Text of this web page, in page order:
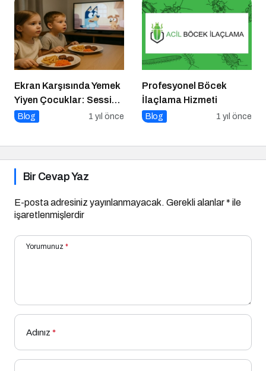
Ekran Karşısında Yemek
Yiyen Çocuklar: Sessiz
Tehlike
Blog 1 yıl önce
Profesyonel Böcek
İlaçlama Hizmeti
Blog 1 yıl önce
Bir Cevap Yaz
E-posta adresiniz yayınlanmayacak. Gerekli alanlar* ile
işaretlenmişlerdir
Yorumunuz *
Adınız *